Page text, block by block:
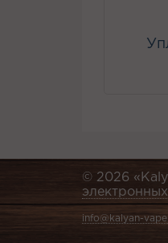
© 2026
info@kalyan-